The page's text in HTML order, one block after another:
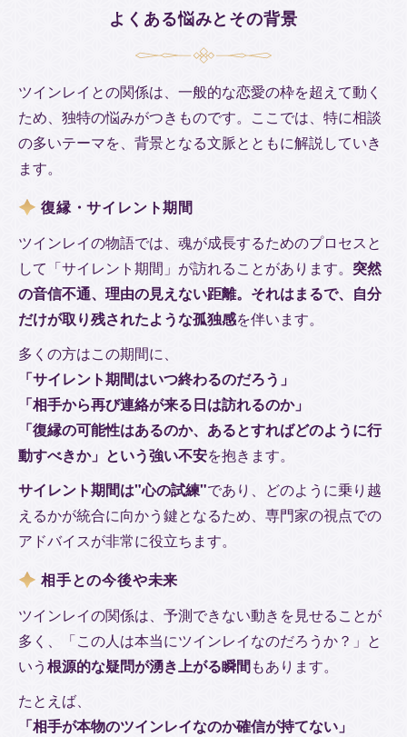
よくある悩みとその背景
ツインレイとの関係は、一般的な恋愛の枠を超えて動く
ため、独特の悩みがつきものです。ここでは、特に相談
の多いテーマを、背景となる文脈とともに解説していき
ます。
復縁・サイレント期間
ツインレイの物語では、魂が成長するためのプロセスと
して「サイレント期間」が訪れることがあります。 突然
の音信不通、理由の見えない距離。それはまるで、自分
だけが取り残されたような孤独感を伴います。
多くの方はこの期間に、
「サイレント期間はいつ終わるのだろう」
「相手から再び連絡が来る日は訪れるのか」
「復縁の可能性はあるのか、あるとすればどのように行
動すべきか」という強い不安を抱きます。
サイレント期間は"心の試練"であり、どのように乗り越
えるかが統合に向かう鍵となるため、専門家の視点での
アドバイスが非常に役立ちます。
相手との今後や未来
ツインレイの関係は、予測できない動きを見せることが
多く、「この人は本当にツインレイなのだろうか？」と
いう根源的な疑問が湧き上がる瞬間もあります。
たとえば、
「相手が本物のツインレイなのか確信が持てない」